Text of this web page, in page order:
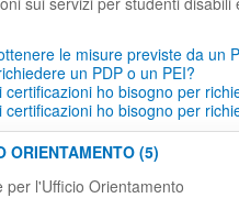
le misure previste da un
un PDP o un PEI?
certificazioni ho bisogno per
certificazioni ho bisogno per
ORIENTAMENTO (5)
per l'Ufficio Orientamento